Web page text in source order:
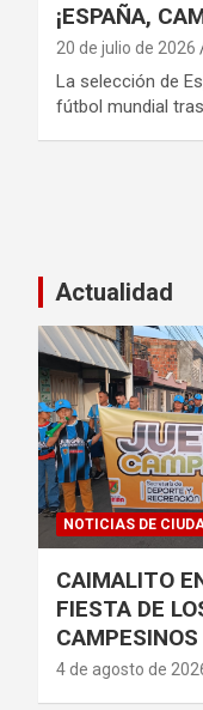
¡ESPAÑA,
20 de julio de 2026
La selección de
fútbol mundial
entradas
Actualidad
NOTICIAS DE
CAIMALITO
FIESTA DE
4 de agosto de